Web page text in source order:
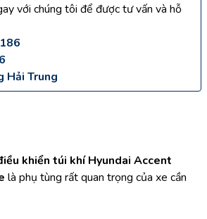
với chúng tôi để được tư vấn và hỗ
Hải Trung
khiển túi khí Hyundai Accent
là phụ tùng rất quan trọng của xe cần